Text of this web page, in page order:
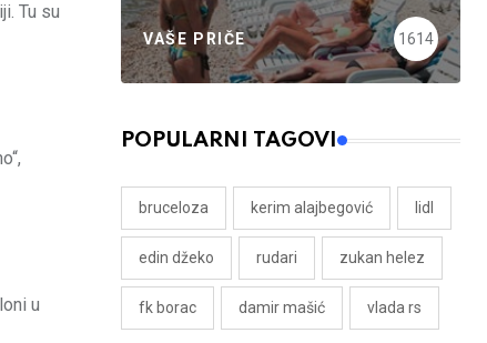
Tu su
u
VAŠE PRIČE 1614
POPULARNI TAGOVI
bruceloza kerim alajbegović lidl
edin džeko rudari zukan helez
fk borac damir mašić vlada rs